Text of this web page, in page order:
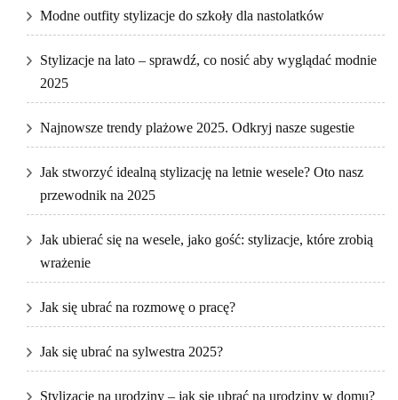
Modne outfity stylizacje do szkoły dla nastolatków
Stylizacje na lato – sprawdź, co nosić aby wyglądać modnie
2025
Najnowsze trendy plażowe 2025. Odkryj nasze sugestie
Jak stworzyć idealną stylizację na letnie wesele? Oto nasz
przewodnik na 2025
Jak ubierać się na wesele, jako gość: stylizacje, które zrobią
wrażenie
Jak się ubrać na rozmowę o pracę?
Jak się ubrać na sylwestra 2025?
Stylizacje na urodziny – jak się ubrać na urodziny w domu?